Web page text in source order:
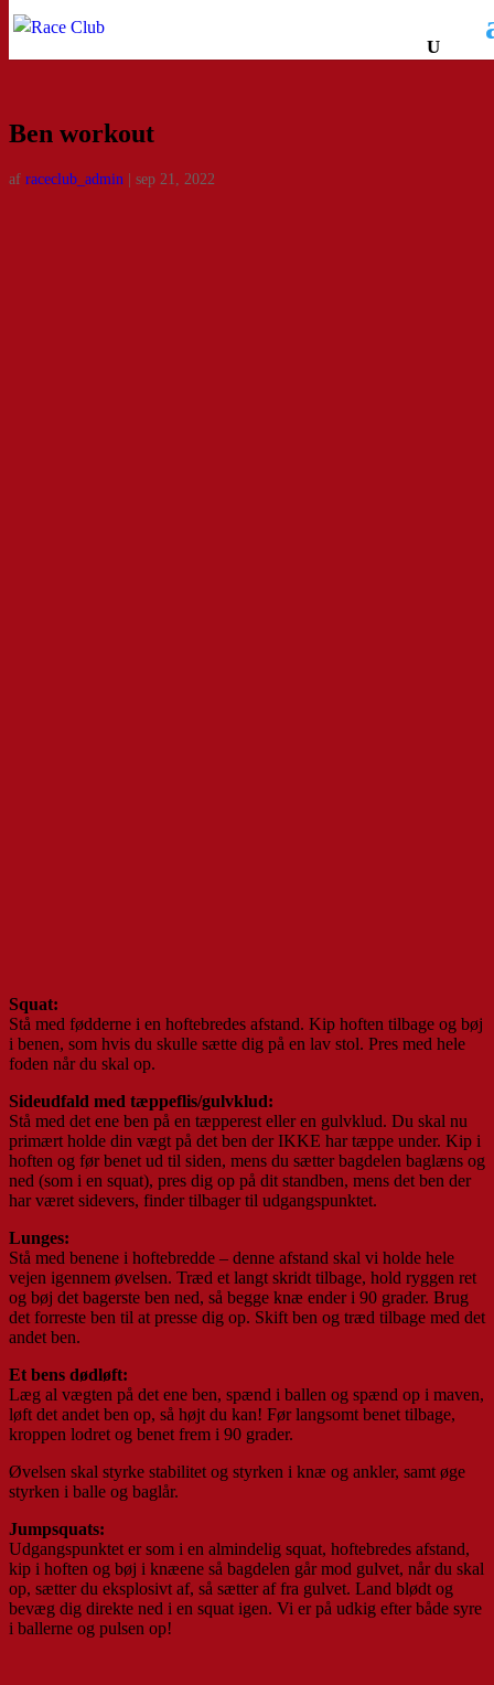
Ben workout
af raceclub_admin sep 21, 2022
Squat:
Stå med fødderne i en hoftebredes afstand. Kip hoften tilbage og bøj
i benen, som hvis du skulle sætte dig på en lav stol. Pres med hele
foden når du skal op.
Sideudfald med tæppeflis/gulvklud:
Stå med det ene ben på en tæpperest eller en gulvklud. Du skal nu
primært holde din vægt på det ben der IKKE har tæppe under. Kip i
hoften og før benet ud til siden, mens du sætter bagdelen baglæns og
ned (som i en squat), pres dig op på dit standben, mens det ben der
har været sidevers, finder tilbager til udgangspunktet.
Lunges:
Stå med benene i hoftebredde – denne afstand skal vi holde hele
vejen igennem øvelsen. Træd et langt skridt tilbage, hold ryggen ret
og bøj det bagerste ben ned, så begge knæ ender i 90 grader. Brug
det forreste ben til at presse dig op. Skift ben og træd tilbage med det
andet ben.
Et bens dødløft:
Læg al vægten på det ene ben, spænd i ballen og spænd op i maven,
løft det andet ben op, så højt du kan! Før langsomt benet tilbage,
kroppen lodret og benet frem i 90 grader.
Øvelsen skal styrke stabilitet og styrken i knæ og ankler, samt øge
styrken i balle og baglår.
Jumpsquats:
Udgangspunktet er som i en almindelig squat, hoftebredes afstand,
kip i hoften og bøj i knæene så bagdelen går mod gulvet, når du skal
op, sætter du eksplosivt af, så sætter af fra gulvet. Land blødt og
bevæg dig direkte ned i en squat igen. Vi er på udkig efter både syre
i ballerne og pulsen op!